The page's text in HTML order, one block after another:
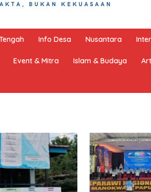
Info Desa Nusantara
Event & Mitra Islam & Budaya